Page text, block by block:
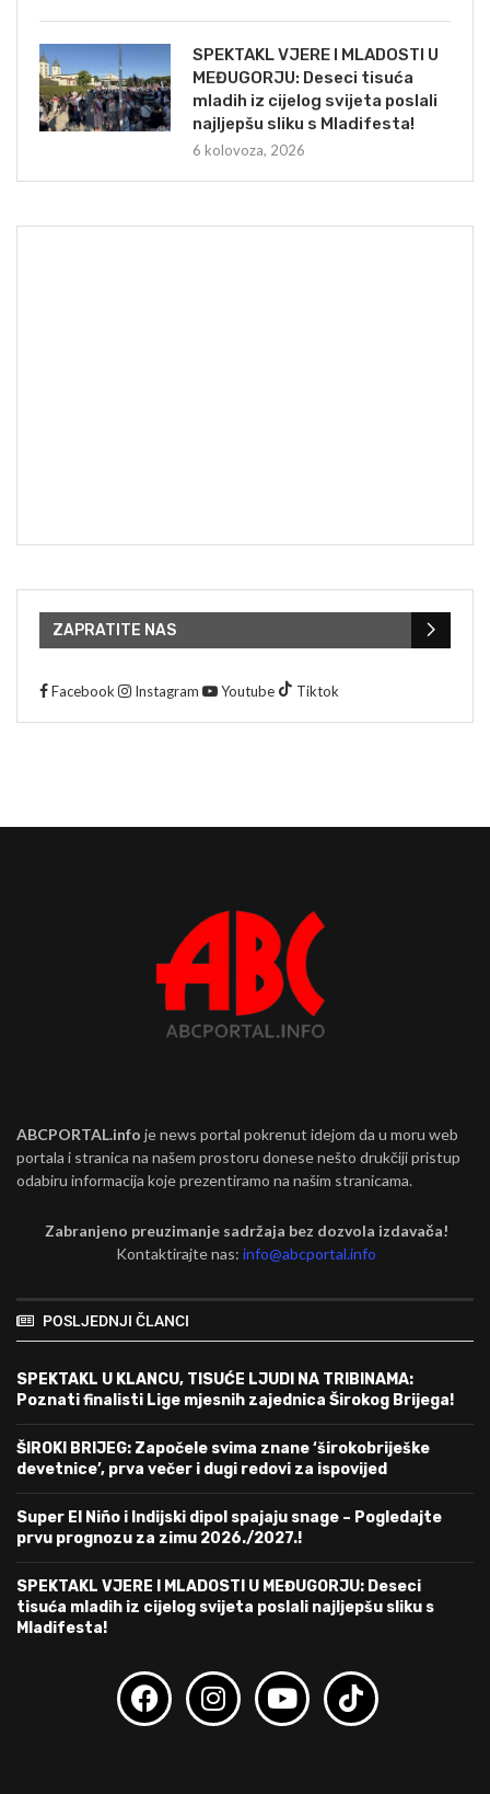
SPEKTAKL VJERE I MLADOSTI U
MEĐUGORJU: Deseci tisuća
mladih iz cijelog svijeta poslali
najljepšu sliku s Mladifesta!
6 kolovoza, 2026
ZAPRATITE NAS
Facebook Instagram Youtube Tiktok
ABCPORTAL.info je news portal pokrenut idejom da u moru web
portala i stranica na našem prostoru donese nešto drukčiji pristup
odabiru informacija koje prezentiramo na našim stranicama.
Zabranjeno preuzimanje sadržaja bez dozvola izdavača!
Kontaktirajte nas:info@abcportal.info
POSLJEDNJI ČLANCI
SPEKTAKL U KLANCU, TISUĆE LJUDI NA TRIBINAMA:
Poznati finalisti Lige mjesnih zajednica Širokog Brijega!
ŠIROKI BRIJEG: Započele svima znane ‘širokobriješke
devetnice’, prva večer i dugi redovi za ispovijed
Super El Niño i Indijski dipol spajaju snage – Pogledajte
prvu prognozu za zimu 2026./2027.!
SPEKTAKL VJERE I MLADOSTI U MEĐUGORJU: Deseci
tisuća mladih iz cijelog svijeta poslali najljepšu sliku s
Mladifesta!